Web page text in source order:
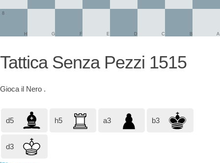
8
A
B
C
D
E
F
G
H
Tattica Senza Pezzi 1515
Gioca il Nero .
d5 h5 a3 b3
d3